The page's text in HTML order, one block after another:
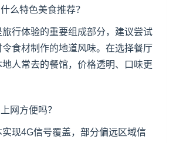
么特色美食推荐？
旅行体验的重要组成部分，建议尝试
食材制作的地道风味。在选择餐厅
人常去的餐馆，价格透明、口味更
网方便吗？
现4G信号覆盖，部分偏远区域信